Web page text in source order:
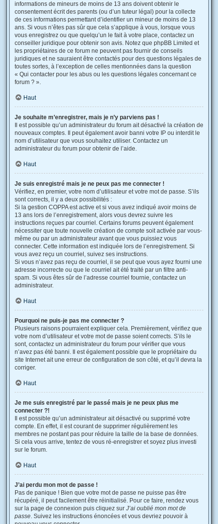
informations de mineurs de moins de 13 ans doivent obtenir le
consentement écrit des parents (ou d’un tuteur légal) pour la collecte
de ces informations permettant d’identifier un mineur de moins de 13
ans. Si vous n’êtes pas sûr que cela s’applique à vous, lorsque vous
vous enregistrez ou que quelqu’un le fait à votre place, contactez un
conseiller juridique pour obtenir son avis. Notez que phpBB Limited et
les propriétaires de ce forum ne peuvent pas fournir de conseils
juridiques et ne sauraient être contactés pour des questions légales de
toutes sortes, à l’exception de celles mentionnées dans la question
« Qui contacter pour les abus ou les questions légales concernant ce
forum ? ».
Haut
Je souhaite m’enregistrer, mais je n’y parviens pas !
Il est possible qu’un administrateur du forum ait désactivé la création de
nouveaux comptes. Il peut également avoir banni votre IP ou interdit le
nom d’utilisateur que vous souhaitez utiliser. Contactez un
administrateur du forum pour obtenir de l’aide.
Haut
Je suis enregistré mais je ne peux pas me connecter !
Vérifiez, en premier, votre nom d’utilisateur et votre mot de passe. S’ils
sont corrects, il y a deux possibilités :
Si la gestion COPPA est active et si vous avez indiqué avoir moins de
13 ans lors de l’enregistrement, alors vous devrez suivre les
instructions reçues par courriel. Certains forums peuvent également
nécessiter que toute nouvelle création de compte soit activée par vous-
même ou par un administrateur avant que vous puissiez vous
connecter. Cette information est indiquée lors de l’enregistrement. Si
vous avez reçu un courriel, suivez ses instructions.
Si vous n’avez pas reçu de courriel, il se peut que vous ayez fourni une
adresse incorrecte ou que le courriel ait été traité par un filtre anti-
spam. Si vous êtes sûr de l’adresse courriel fournie, contactez un
administrateur.
Haut
Pourquoi ne puis-je pas me connecter ?
Plusieurs raisons pourraient expliquer cela. Premièrement, vérifiez que
votre nom d’utilisateur et votre mot de passe soient corrects. S’ils le
sont, contactez un administrateur du forum pour vérifier que vous
n’avez pas été banni. Il est également possible que le propriétaire du
site Internet ait une erreur de configuration de son côté, et qu’il devra la
corriger.
Haut
Je me suis enregistré par le passé mais je ne peux plus me
connecter ?!
Il est possible qu’un administrateur ait désactivé ou supprimé votre
compte. En effet, il est courant de supprimer régulièrement les
membres ne postant pas pour réduire la taille de la base de données.
Si cela vous arrive, tentez de vous ré-enregistrer et soyez plus investi
sur le forum.
Haut
J’ai perdu mon mot de passe !
Pas de panique ! Bien que votre mot de passe ne puisse pas être
récupéré, il peut facilement être réinitialisé. Pour ce faire, rendez vous
sur la page de connexion puis cliquez sur J’ai oublié mon mot de
passe. Suivez les instructions énoncées et vous devriez pouvoir à